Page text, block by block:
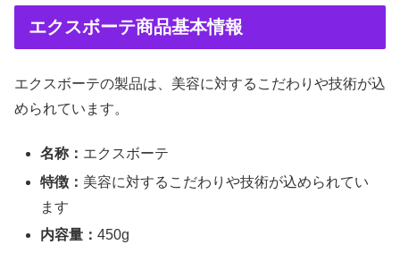
エクスボーテ商品基本情報
エクスボーテの製品は、美容に対するこだわりや技術が込
められています。
名称： エクスボーテ
特徴： 美容に対するこだわりや技術が込められてい
ます
内容量：450g